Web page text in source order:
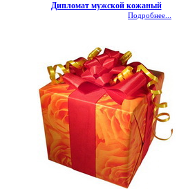
Дипломат мужской кожаный
Подробнее...